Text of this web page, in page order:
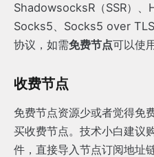
ShadowsocksR（SSR）、
Socks5、Socks5 over
协议，如需免费节点可以使
收费节点
免费节点资源少或者觉得免
买收费节点。技术小白建议
件，直接导入节点订阅地址